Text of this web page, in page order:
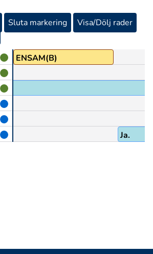
Sluta markering
Visa/Dölj rader
ENSAM(B)
Ja.